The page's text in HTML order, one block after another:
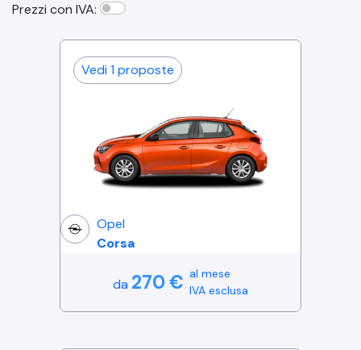
Prezzi con IVA:
Vedi 1 proposte
Opel
Corsa
da 270€ al mese
IVA esclusa